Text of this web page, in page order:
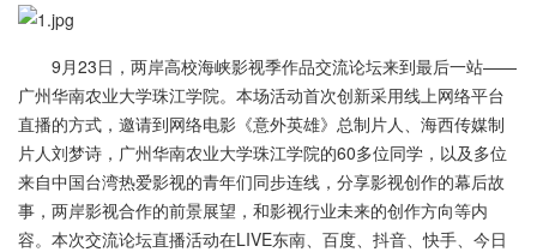
9月23日，两岸高校海峡影视季作品交流论坛来到最后一站——
广州华南农业大学珠江学院。本场活动首次创新采用线上网络平台
直播的方式，邀请到网络电影《意外英雄》总制片人、海西传媒制
片人刘梦诗，广州华南农业大学珠江学院的60多位同学，以及多位
来自中国台湾热爱影视的青年们同步连线，分享影视创作的幕后故
事，两岸影视合作的前景展望，和影视行业未来的创作方向等内
容。本次交流论坛直播活动在LIVE东南、百度、抖音、快手、今日